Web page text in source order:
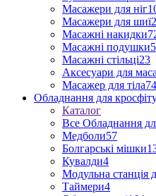
Масажери для ніг
Масажери для шиї
Масажні накидки
Масажні подушки
Масажні стільці23
Аксесуари для
Масажер для тіла74
Обладнання для
Каталог
Все Обладнання
Медболи57
Болгарські мішки
Кувалди4
Модульна станція
Таймери4